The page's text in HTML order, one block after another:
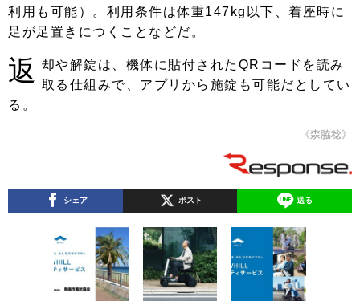
利用も可能）。利用条件は体重147kg以下、着座時に
足が足置きにつくことなどだ。
返
却や解錠は、機体に貼付されたQRコードを読み
取る仕組みで、アプリから施錠も可能だとしてい
る。
《森脇稔》
シェア ポスト 送る